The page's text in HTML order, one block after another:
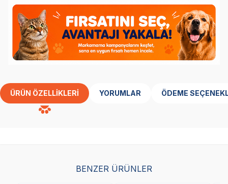
ÜRÜN ÖZELLIKLERI YORUMLAR ÖDEME
BENZER ÜRÜNLER